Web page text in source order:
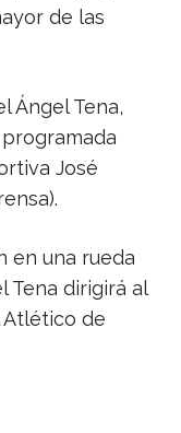
de las
Ángel Tena,
José
en una rueda
Tena dirigirá al
de